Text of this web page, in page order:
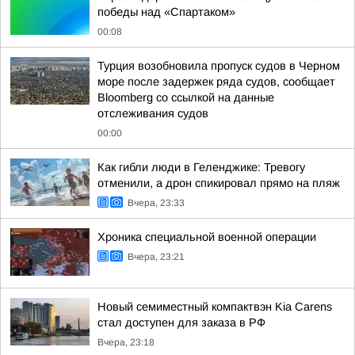
победы над «Спартаком»
00:08
Турция возобновила пропуск судов в Черном
море после задержек ряда судов, сообщает
Bloomberg со ссылкой на данные
отслеживания судов
00:00
Как гибли люди в Геленджике: Тревогу
отменили, а дрон спикировал прямо на пляж
Вчера, 23:33
Хроника специальной военной операции
Вчера, 23:21
Новый семиместный компактвэн Kia Carens
стал доступен для заказа в РФ
Вчера, 23:18